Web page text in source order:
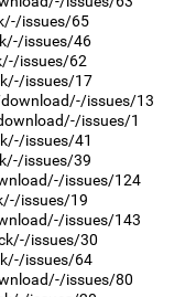
issues/65
issues/46
issues/62
issues/17
issues/13
issues/1
issues/41
issues/39
issues/124
issues/19
issues/143
issues/30
issues/64
issues/80